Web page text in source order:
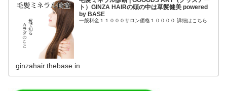
ト）GINZA HAIRの頭の中は草髪健美 powered
by BASE
一般料金１１０００サロン価格１００００ 詳細はこちら
ginzahair.thebase.in